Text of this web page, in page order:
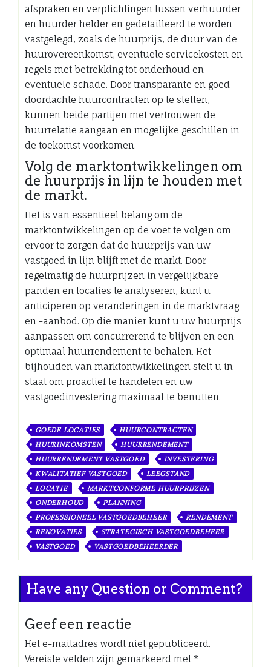
afspraken en verplichtingen tussen verhuurder
en huurder helder en gedetailleerd te worden
vastgelegd, zoals de huurprijs, de duur van de
huurovereenkomst, eventuele servicekosten en
regels met betrekking tot onderhoud en
eventuele schade. Door transparante en goed
doordachte huurcontracten op te stellen,
kunnen beide partijen met vertrouwen de
huurrelatie aangaan en mogelijke geschillen in
de toekomst voorkomen.
Volg de marktontwikkelingen om
de huurprijs in lijn te houden met
de markt.
Het is van essentieel belang om de
marktontwikkelingen op de voet te volgen om
ervoor te zorgen dat de huurprijs van uw
vastgoed in lijn blijft met de markt. Door
regelmatig de huurprijzen in vergelijkbare
panden en locaties te analyseren, kunt u
anticiperen op veranderingen in de marktvraag
en -aanbod. Op die manier kunt u uw huurprijs
aanpassen om concurrerend te blijven en een
optimaal huurrendement te behalen. Het
bijhouden van marktontwikkelingen stelt u in
staat om proactief te handelen en uw
vastgoedinvestering maximaal te benutten.
GOEDE LOCATIES
HUURCONTRACTEN
HUURINKOMSTEN
HUURRENDEMENT
HUURRENDEMENT VASTGOED
INVESTERING
KWALITATIEF VASTGOED
LEEGSTAND
LOCATIE
MARKTCONFORME HUURPRIJZEN
ONDERHOUD
PLANNING
PROFESSIONEEL VASTGOEDBEHEER
RENDEMENT
RENOVATIES
STRATEGISCH VASTGOEDBEHEER
VASTGOED
VASTGOEDBEHEERDER
Have any Question or Comment?
Geef een reactie
Het e-mailadres wordt niet gepubliceerd.
Vereiste velden zijn gemarkeerd met *